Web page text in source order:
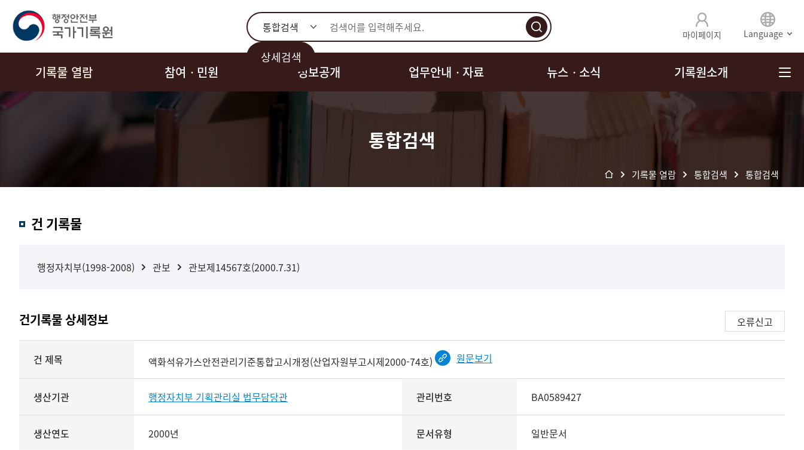
통합검색
상세검색
마이페이지 Language
기록물 열람 참여ㆍ민원 정보공개 업무안내ㆍ자료 뉴스ㆍ소식 기록원소개
통합검색
기록물 열람 통합검색 통합검색
검색건 기록물
행정자치부(1998-2008) 관보 관보제14567호(2000.7.31)
건기록물 상세정보
오류신고
건 제목 액화석유가스안전관리기준통합고시개정(산업자원부고시제2000-74호) 원문보기
생산기관 행정자치부 기획관리실 법무담당관 관리번호 BA0589427
생산연도 2000년 문서유형 일반문서